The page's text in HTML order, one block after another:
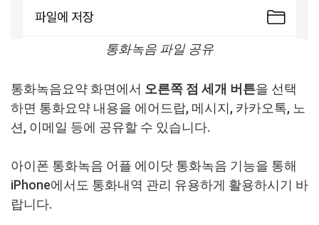
통화녹음 파일 공유
통화녹음요약 화면에서 오른쪽 점 세개 버튼을 선택
하면 통화요약 내용을 에어드랍, 메시지, 카카오톡, 노
션, 이메일 등에 공유할 수 있습니다.
아이폰 통화녹음 어플 에이닷 통화녹음 기능을 통해
iPhone에서도 통화내역 관리 유용하게 활용하시기 바
랍니다.